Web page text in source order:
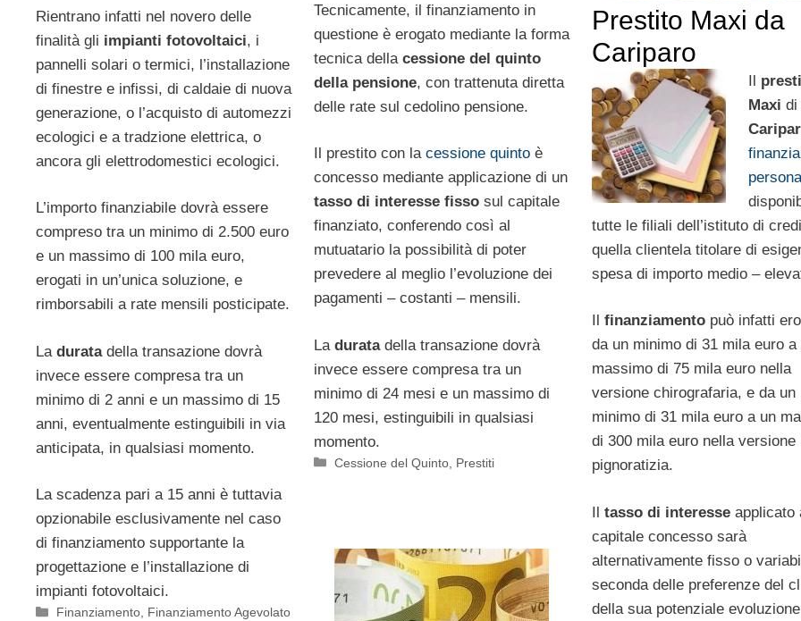
Rientrano infatti nel novero delle
finalità gli impianti fotovoltaici, i
pannelli solari o termici, l’installazione
di finestre e infissi, di caldaie di nuova
generazione, o l’acquisto di automezzi
ecologici e a tradzione elettrica, o
ancora gli elettrodomestici ecologici.
L’importo finanziabile dovrà essere
compreso tra un minimo di 2.500 euro
e un massimo di 100 mila euro,
erogati in un’unica soluzione, e
rimborsabili a rate mensili posticipate.
La durata della transazione dovrà
invece essere compresa tra un
minimo di 2 anni e un massimo di 15
anni, eventualmente estinguibili in via
anticipata, in qualsiasi momento.
La scadenza pari a 15 anni è tuttavia
opzionabile esclusivamente nel caso
di finanziamento supportante la
progettazione e l’installazione di
impianti fotovoltaici.
Categorie
Finanziamento Finanziamento Agevolato
Tecnicamente, il finanziamento in
questione è erogato mediante la forma
tecnica della cessione del quinto
della pensione, con trattenuta diretta
delle rate sul cedolino pensione.
Il prestito con lacessione quintoè
concesso mediante applicazione di un
tasso di interesse fissosul capitale
finanziato, conferendo così al
mutuatario la possibilità di poter
prevedere al meglio l’evoluzione dei
pagamenti – costanti – mensili.
La durata della transazione dovrà
invece essere compresa tra un
minimo di 24 mesi e un massimo di
120 mesi, estinguibili in qualsiasi
momento.
Categorie
Cessione del Quinto Prestiti
Prestito Maxi da
Cariparo
Il
Maxidi
tutte le filiali dell’istituto di
quella clientela titolare di
spesa di importo medio –
finanziamento può infatti
da un minimo di 31 mila euro a
massimo di 75 mila euro nella
versione chirografaria, e da un
minimo di 31 mila euro a un
di 300 mila euro nella versione
pignoratizia.
Il tasso di interesse applicato
capitale concesso sarà
alternativamente fisso o
seconda delle preferenze del
della sua potenziale evoluzione